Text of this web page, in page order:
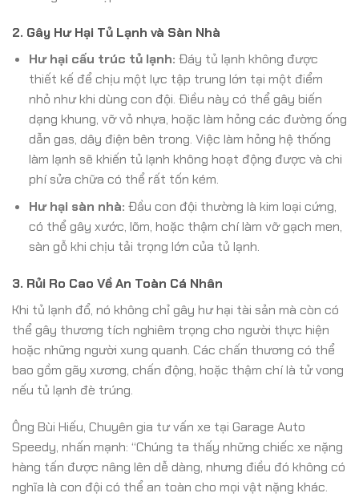
2. Gây Hư Hại Tủ Lạnh và Sàn Nhà
Hư hại cấu trúc tủ lạnh: Đáy tủ lạnh không được
thiết kế để chịu một lực tập trung lớn tại một điểm
nhỏ như khi dùng con đội. Điều này có thể gây biến
dạng khung, vỡ vỏ nhựa, hoặc làm hỏng các đường ống
dẫn gas, dây điện bên trong. Việc làm hỏng hệ thống
làm lạnh sẽ khiến tủ lạnh không hoạt động được và chi
phí sửa chữa có thể rất tốn kém.
Hư hại sàn nhà: Đầu con đội thường là kim loại cứng,
có thể gây xước, lõm, hoặc thậm chí làm vỡ gạch men,
sàn gỗ khi chịu tải trọng lớn của tủ lạnh.
3. Rủi Ro Cao Về An Toàn Cá Nhân
Khi tủ lạnh đổ, nó không chỉ gây hư hại tài sản mà còn có
thể gây thương tích nghiêm trọng cho người thực hiện
hoặc những người xung quanh. Các chấn thương có thể
bao gồm gãy xương, chấn động, hoặc thậm chí là tử vong
nếu tủ lạnh đè trúng.
Ông Bùi Hiếu, Chuyên gia tư vấn xe tại Garage Auto
Speedy, nhấn mạnh: “Chúng ta thấy những chiếc xe nặng
hàng tấn được nâng lên dễ dàng, nhưng điều đó không có
nghĩa là con đội có thể an toàn cho mọi vật nặng khác.